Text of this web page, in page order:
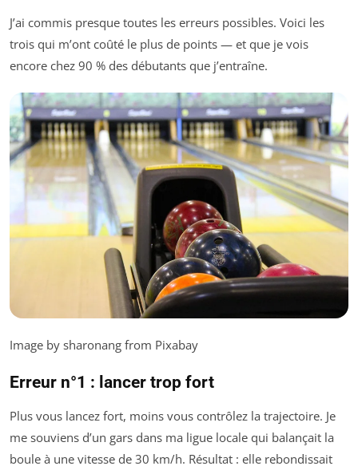
J’ai commis presque toutes les erreurs possibles. Voici les
trois qui m’ont coûté le plus de points — et que je vois
encore chez 90 % des débutants que j’entraîne.
Image by sharonang from Pixabay
Erreur n°1 : lancer trop fort
Plus vous lancez fort, moins vous contrôlez la trajectoire. Je
me souviens d’un gars dans ma ligue locale qui balançait la
boule à une vitesse de 30 km/h. Résultat : elle rebondissait